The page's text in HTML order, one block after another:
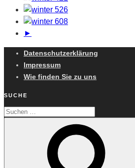
►
Datenschutzerklärung
Impressum
Wie finden Sie zu uns
SUCHE
Suchen